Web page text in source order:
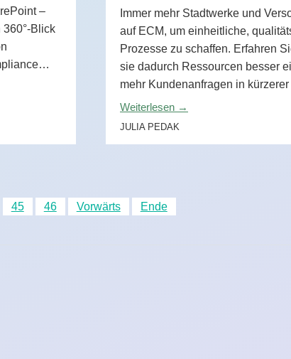
–
360°-Blick
am
Immer mehr Stadtwerke und
auf ECM, um einheitliche,
Prozesse zu schaffen. Erfahren
sie dadurch Ressourcen besser
mehr Kundenanfragen in
bearbeiten und ihren Umsatz
Weiterlesen →
JULIA PEDAK
45 46 Vorwärts Ende